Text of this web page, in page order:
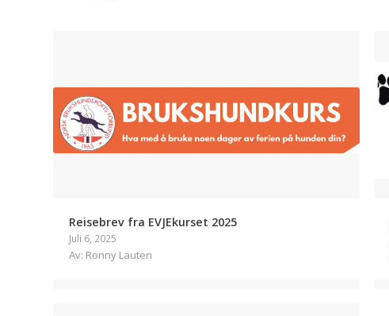
Reisebrev fra EVJEkurset 2025
Juli 6, 2025
Av: Ronny Lauten